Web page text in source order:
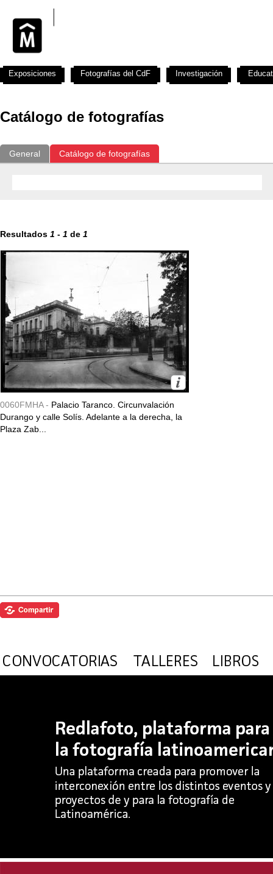
Catálogo de fotografías
General Catálogo de fotografías
Resultados 1 - 1 de 1
0060FMHA - Palacio Taranco. Circunvalación
Durango y calle Solís. Adelante a la derecha, la
Plaza Zab...
Exposiciones Fotografías del CdF Investigación